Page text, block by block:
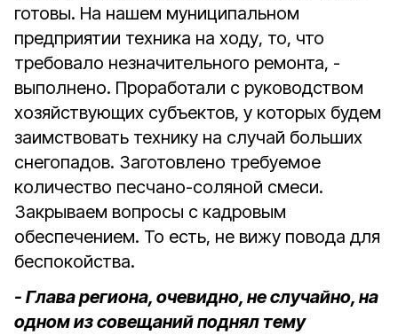
готовы. На нашем муниципальном
предприятии техника на ходу, то, что
требовало незначительного ремонта, -
выполнено. Проработали с руководством
хозяйствующих субъектов, у которых будем
заимствовать технику на случай больших
снегопадов. Заготовлено требуемое
количество песчано-соляной смеси.
Закрываем вопросы с кадровым
обеспечением. То есть, не вижу повода для
беспокойства.
- Глава региона, очевидно, не случайно, на
одном из совещаний поднял тему